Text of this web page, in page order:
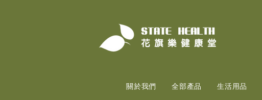
關於我們 全部產品 生活用品